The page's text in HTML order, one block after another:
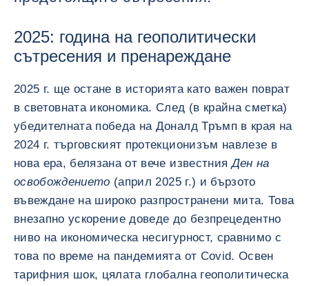
2025: година на геополитически
сътресения и пренареждане
2025 г. ще остане в историята като важен поврат
в световната икономика. След (в крайна сметка)
убедителната победа на Доналд Тръмп в края на
2024 г. търговският протекционизъм навлезе в
нова ера, белязана от вече известнияДен на
освобождението (април 2025 г.) и бързото
въвеждане на широко разпространени мита. Това
внезапно ускорение доведе до безпрецедентно
ниво на икономическа несигурност, сравнимо с
това по време на пандемията от Covid. Освен
тарифния шок, цялата глобална геополитическа